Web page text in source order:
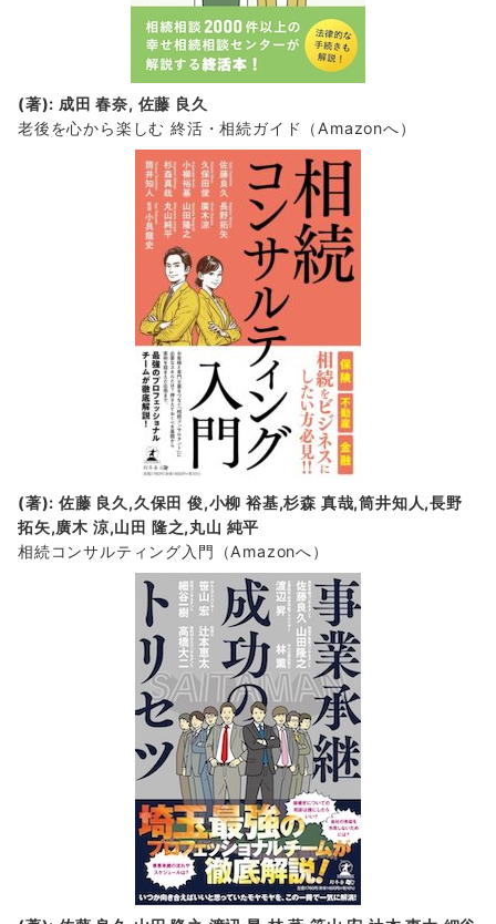
(著): 成田 春奈, 佐藤 良久
老後を心から楽しむ 終活・相続ガイド
（Amazonへ）
(著): 佐藤 良久,久保田 俊,小柳 裕基,杉森 真哉,筒井知人,長野
拓矢,廣木 涼,山田 隆之,丸山 純平
相続コンサルティング入門 （Amazonへ）